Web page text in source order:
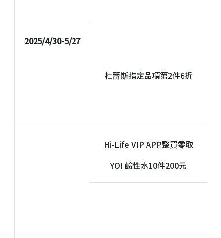
2025/4/30-5/27
杜蕾斯指定品項第2件6折
Hi-Life VIP APP整買零取
YOI 鹼性水10件200元